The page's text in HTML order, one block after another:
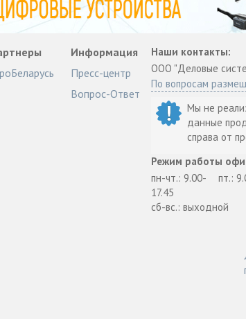
Информация
Пресс-центр
Вопрос-Ответ
Наши контакты:
ООО "Деловые
По вопросам
Мы не
данные
справа от
Режим работы
пн-чт.: 9.00-
17.45
пт.:
сб-вс.: выходной